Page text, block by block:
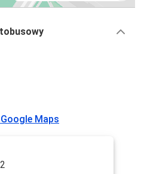
Maps